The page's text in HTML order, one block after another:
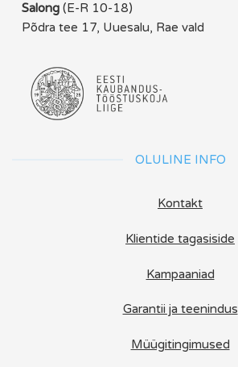
Salong (E-R 10-18)
Põdra tee 17, Uuesalu, Rae vald
OLULINE INFO
Kontakt
Klientide tagasiside
Kampaaniad
Garantii ja teenindus
Müügitingimused